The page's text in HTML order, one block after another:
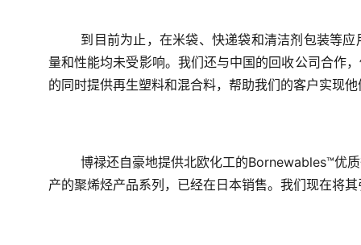
到目前为止，在米袋、快递袋和清洁剂包装等
量和性能均未受影响。我们还与中国的回收公司合作
的同时提供再生塑料和混合料，帮助我们的客户实现
博禄还自豪地提供北欧化工的Bornewables™优
产的聚烯烃产品系列，已经在日本销售。我们现在将